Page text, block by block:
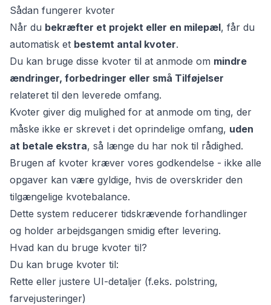
Sådan fungerer kvoter
Når du bekræfter et projekt eller en milepæl, får du
automatisk et bestemt antal kvoter.
Du kan bruge disse kvoter til at anmode om mindre
ændringer, forbedringer eller små Tilføjelser
relateret til den leverede omfang.
Kvoter giver dig mulighed for at anmode om ting, der
måske ikke er skrevet i det oprindelige omfang, uden
at betale ekstra, så længe du har nok til rådighed.
Brugen af kvoter kræver vores godkendelse - ikke alle
opgaver kan være gyldige, hvis de overskrider den
tilgængelige kvotebalance.
Dette system reducerer tidskrævende forhandlinger
og holder arbejdsgangen smidig efter levering.
Hvad kan du bruge kvoter til?
Du kan bruge kvoter til:
Rette eller justere UI-detaljer (f.eks. polstring,
farvejusteringer)